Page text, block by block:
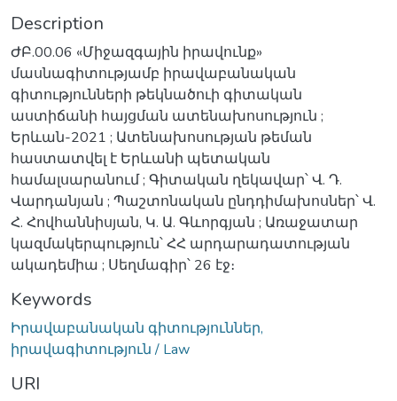
Description
ԺԲ.00.06 «Միջազգային իրավունք»
մասնագիտությամբ իրավաբանական
գիտությունների թեկնածուի գիտական
աստիճանի հայցման ատենախոսություն ;
Երևան-2021 ; Ատենախոսության թեման
հաստատվել է Երևանի պետական
համալսարանում ; Գիտական ղեկավար՝ Վ. Դ.
Վարդանյան ; Պաշտոնական ընդդիմախոսներ՝ Վ.
Հ. Հովհաննիսյան, Կ. Ա. Գևորգյան ; Առաջատար
կազմակերպություն՝ ՀՀ արդարադատության
ակադեմիա ; Սեղմագիր՝ 26 էջ։
Keywords
Իրավաբանական գիտություններ,
իրավագիտություն / Law
URI